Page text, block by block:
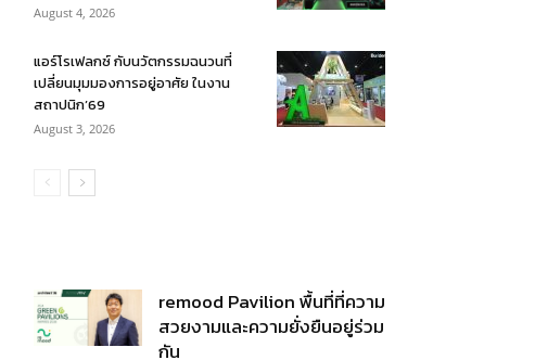
August 4, 2026
แอร์โรเฟลกซ์ กับนวัตกรรมฉนวนที่
เปลี่ยนมุมมองการอยู่อาศัย ในงาน
สถาปนิก’69
August 3, 2026
remood Pavilion พื้นที่ที่ความ
สวยงามและความยั่งยืนอยู่ร่วม
กัน